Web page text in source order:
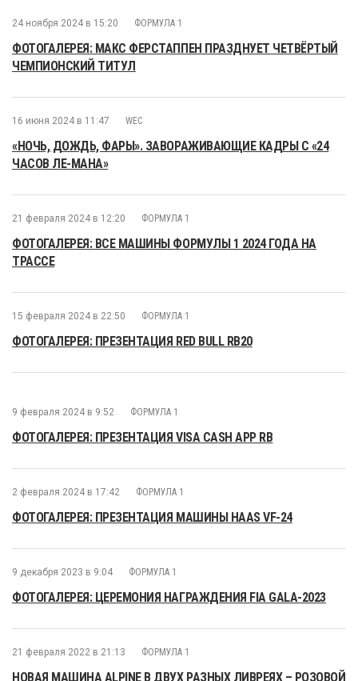
24 ноября 2024 в 15:20 ФОРМУЛА 1
ФОТОГАЛЕРЕЯ: МАКС ФЕРСТАППЕН ПРАЗДНУЕТ ЧЕТВЁРТЫЙ
ЧЕМПИОНСКИЙ ТИТУЛ
16 июня 2024 в 11:47 WEC
«НОЧЬ, ДОЖДЬ, ФАРЫ». ЗАВОРАЖИВАЮЩИЕ КАДРЫ С «24
ЧАСОВ ЛЕ-МАНА»
21 февраля 2024 в 12:20 ФОРМУЛА 1
ФОТОГАЛЕРЕЯ: ВСЕ МАШИНЫ ФОРМУЛЫ 1 2024 ГОДА НА
ТРАССЕ
15 февраля 2024 в 22:50 ФОРМУЛА 1
ФОТОГАЛЕРЕЯ: ПРЕЗЕНТАЦИЯ RED BULL RB20
9 февраля 2024 в 9:52 ФОРМУЛА 1
ФОТОГАЛЕРЕЯ: ПРЕЗЕНТАЦИЯ VISA CASH APP RB
2 февраля 2024 в 17:42 ФОРМУЛА 1
ФОТОГАЛЕРЕЯ: ПРЕЗЕНТАЦИЯ МАШИНЫ HAAS VF-24
9 декабря 2023 в 9:04 ФОРМУЛА 1
ФОТОГАЛЕРЕЯ: ЦЕРЕМОНИЯ НАГРАЖДЕНИЯ FIA GALA-2023
21 февраля 2022 в 21:13 ФОРМУЛА 1
НОВАЯ МАШИНА ALPINE В ДВУХ РАЗНЫХ ЛИВРЕЯХ – РОЗОВОЙ